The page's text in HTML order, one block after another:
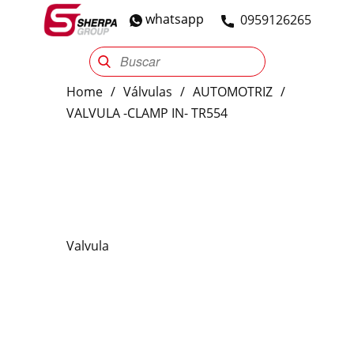
​0959126265
whatsapp
Sherpa Group Reencauche Automotriz
Home / Válvulas / AUTOMOTRIZ /
VALVULA -CLAMP IN- TR554
Valvula